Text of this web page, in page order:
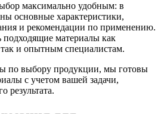
максимально удобным: в
основные характеристики,
и рекомендации по применению.
подходящие материалы как
и опытным специалистам.
по выбору продукции, мы готовы
с учетом вашей задачи,
результата.